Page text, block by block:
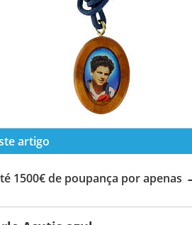
artigo
1500€ de poupança por apenas